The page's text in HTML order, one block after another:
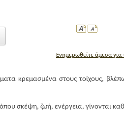
Ενημερωθείτε άμεσα για
κρεμασμένα στους τοίχους,
σκέψη, ζωή, ενέργεια, γίνονται